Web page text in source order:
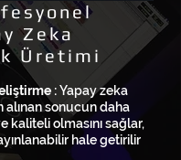
Zeka
Üretimi
:Yapay zeka
alınan sonucun daha
kaliteli olmasını sağlar,
hale getirilir